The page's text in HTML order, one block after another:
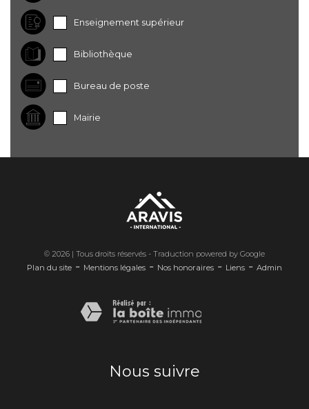
Enseignement supérieur
Bibliothèque
Bureau de poste
Mairie
© 2026 | Tous droits réservés - Traduction powered by Google
Plan du site - Mentions légales - Nos honoraires - Liens - Admin
Nous suivre